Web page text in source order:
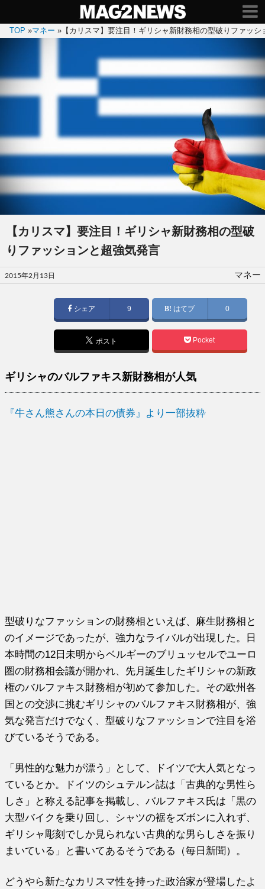
TOP »マネー » 【カリスマ】要注目！ギリシャ新財務相の型破りファッ
【カリスマ】要注目！ギリシャ新財務相の型破
りファッションと超強気発言
投
稿
2015年2月13日 マネー
シェア 9 はてブ 0
ポスト Pocket
ギリシャのバルファキス新財務相が人気
『牛さん熊さんの本日の債券』より一部抜粋
型破りなファッションの財務相といえば、麻生財務相と
のイメージであったが、強力なライバルが出現した。日
本時間の12日未明からベルギーのブリュッセルでユーロ
圏の財務相会議が開かれ、先月誕生したギリシャの新政
権のバルファキス財務相が初めて参加した。その欧州各
国との交渉に挑むギリシャのバルファキス財務相が、強
気な発言だけでなく、型破りなファッションで注目を浴
びているそうである。
「男性的な魅力が漂う」として、ドイツで大人気となっ
ているとか。ドイツのシュテルン誌は「古典的な男性ら
しさ」と称える記事を掲載し、バルファキス氏は「黒の
大型バイクを乗り回し、シャツの裾をズボンに入れず、
ギリシャ彫刻でしか見られない古典的な男らしさを振り
まいている」と書いてあるそうである（毎日新聞）。
どうやら新たなカリスマ性を持った政治家が登場したよ